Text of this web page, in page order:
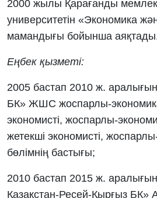
2000 жылы Қарағанды
университетін «Экономика
мамандығы бойынша
Еңбек қызметі:
2005 бастап 2010 ж.
БК» ЖШС жоспарлы-
экономисті, жоспарлы-
жетекші экономисті,
бөлімнің бастығы;
2010 бастап 2015 ж.
Қазақстан-Ресей-Қырғыз БК»